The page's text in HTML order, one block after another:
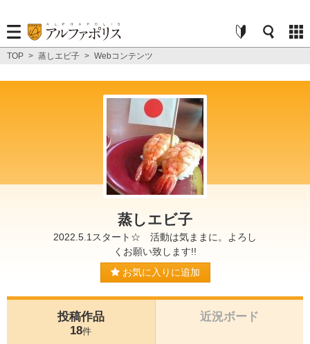
TOP > 蒸しエビ子 > Webコンテンツ
蒸しエビ子
2022.5.1スタート☆ 活動は気ままに。よろし
くお願い致します!!
お気に入りに追加
投稿作品
18件
近況ボード